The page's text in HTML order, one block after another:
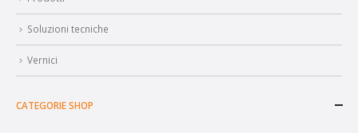
Soluzioni tecniche
Vernici
CATEGORIE SHOP